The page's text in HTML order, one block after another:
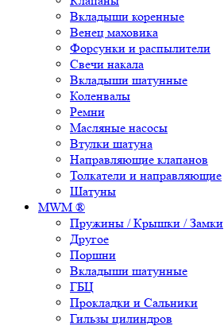
Вкладыши коренные
Венец маховика
Форсунки и распылители
Свечи накала
Вкладыши шатунные
Коленвалы
Ремни
Масляные насосы
Втулки шатуна
Направляющие клапанов
Толкатели и направляющие
Шатуны
MWM ®
Пружины / Крышки / Замки
Другое
Поршни
Вкладыши шатунные
ГБЦ
Прокладки и Сальники
Гильзы цилиндров